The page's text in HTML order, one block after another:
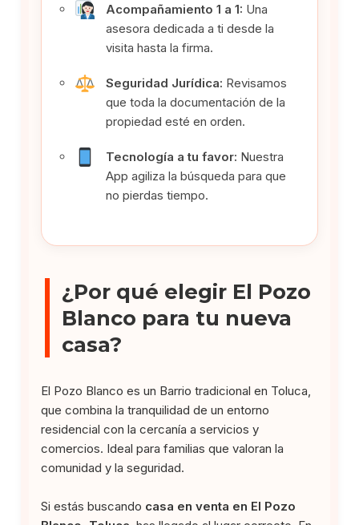
Acompañamiento 1 a 1: Una
asesora dedicada a ti desde la
visita hasta la firma.
Seguridad Jurídica: Revisamos
que toda la documentación de la
propiedad esté en orden.
Tecnología a tu favor: Nuestra
App agiliza la búsqueda para que
no pierdas tiempo.
¿Por qué elegir El Pozo
Blanco para tu nueva
casa?
El Pozo Blanco es un Barrio tradicional en Toluca,
que combina la tranquilidad de un entorno
residencial con la cercanía a servicios y
comercios. Ideal para familias que valoran la
comunidad y la seguridad.
Si estás buscando casa en venta en El Pozo